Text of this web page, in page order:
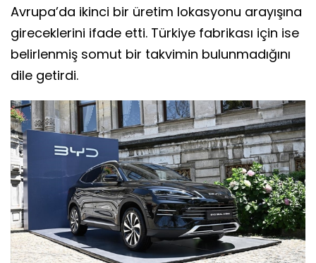
Avrupa’da ikinci bir üretim lokasyonu arayışına
gireceklerini ifade etti. Türkiye fabrikası için ise
belirlenmiş somut bir takvimin bulunmadığını
dile getirdi.